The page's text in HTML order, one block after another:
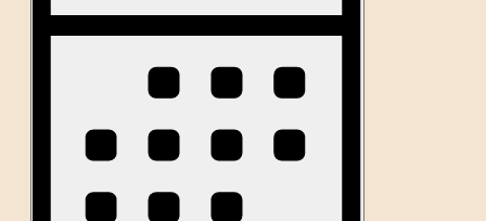
Navigation